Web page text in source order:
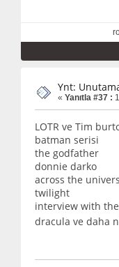
Ynt:
« Yanıtla #37 :
LOTR ve Tim
batman serisi
the godfather
donnie darko
across the
twilight
interview with
dracula ve daha